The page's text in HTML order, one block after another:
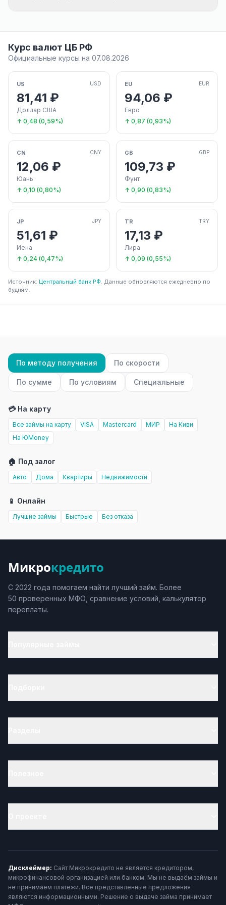
Курс валют ЦБ РФ
Официальные курсы на 07.08.2026
US USD
81,41 ₽
Доллар США
↑ 0,48 (0,59%)
EU EUR
94,06 ₽
Евро
↑ 0,87 (0,93%)
CN CNY
12,06 ₽
Юань
↑ 0,10 (0,80%)
GB GBP
109,73 ₽
Фунт
↑ 0,90 (0,83%)
JP JPY
51,61 ₽
Иена
↑ 0,24 (0,47%)
TR TRY
17,13 ₽
Лира
↑ 0,09 (0,55%)
Источник: Центральный банк РФ. Данные обновляются ежедневно по
будням.
По методу получения По скорости
По сумме По условиям Специальные
💳 На карту
Все займы на карту VISA Mastercard МИР
На Киви
На ЮMoney
🏠 Под залог
Авто Дома Квартиры Недвижимости
📱 Онлайн
Лучшие займы Быстрые Без отказа
Микрокредито
С 2022 года помогаем найти лучший займ. Более
50 проверенных МФО, сравнение условий, калькулятор
переплаты.
Дисклеймер: Сайт Микрокредито не является кредитором,
микрофинансовой организацией или банком. Мы не выдаём займы и
не принимаем платежи. Все представленные предложения
являются информационными. Решение о выдаче займа принимает